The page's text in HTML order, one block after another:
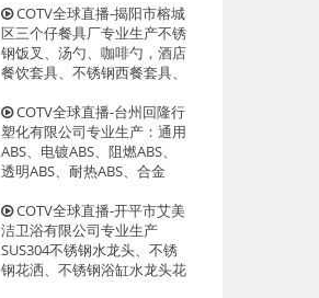
抺布等清洁用品，欢迎大家光
临！
COTV全球直播-揭阳市榕城
区三个仔餐具厂专业生产不锈
钢饭叉、汤勺、咖啡勺，酒店
餐饮套具、不锈钢西餐套具、
尚、制造精良、款式多样，现
货供应并承接国内外订单，欢
迎大家光临！
COTV全球直播-台州回隆行
塑化有限公司专业生产：通用
ABS、电镀ABS、阻燃ABS、
透明ABS、耐热ABS、合金
HIPS系列等创新型塑料颗粒产
品，欢迎大家光临！
COTV全球直播-开平市艾美
洁卫浴有限公司专业生产
SUS304不锈钢水龙头、不锈
钢花洒、不锈钢浴缸水龙头花